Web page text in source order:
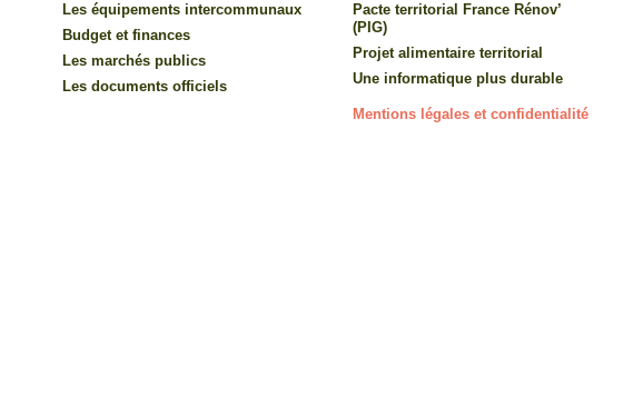
Les équipements intercommunaux
Budget et finances
Les marchés publics
Les documents officiels
Pacte territorial France Rénov’
(PIG)
Projet alimentaire territorial
Une informatique plus durable
Mentions légales et confidentialité